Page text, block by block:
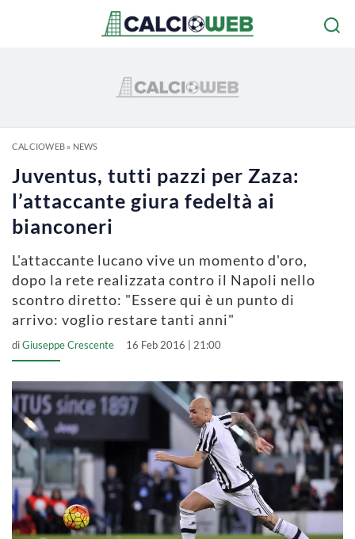
CALCIOWEB» NEWS
Juventus, tutti pazzi per Zaza:
l’attaccante giura fedeltà ai
bianconeri
L'attaccante lucano vive un momento d'oro,
dopo la rete realizzata contro il Napoli nello
scontro diretto: "Essere qui è un punto di
arrivo: voglio restare tanti anni"
diGiuseppe Crescente 16 Feb 2016 | 21:00